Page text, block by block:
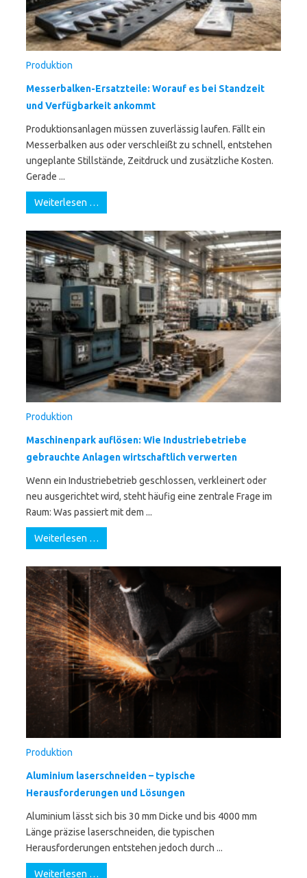
Produktion
Messerbalken-Ersatzteile: Worauf es bei Standzeit
und Verfügbarkeit ankommt
Produktionsanlagen müssen zuverlässig laufen. Fällt ein
Messerbalken aus oder verschleißt zu schnell, entstehen
ungeplante Stillstände, Zeitdruck und zusätzliche Kosten.
Gerade ...
Weiterlesen …
Produktion
Maschinenpark auflösen: Wie Industriebetriebe
gebrauchte Anlagen wirtschaftlich verwerten
Wenn ein Industriebetrieb geschlossen, verkleinert oder
neu ausgerichtet wird, steht häufig eine zentrale Frage im
Raum: Was passiert mit dem ...
Weiterlesen …
Produktion
Aluminium laserschneiden – typische
Herausforderungen und Lösungen
Aluminium lässt sich bis 30 mm Dicke und bis 4000 mm
Länge präzise laserschneiden, die typischen
Herausforderungen entstehen jedoch durch ...
Weiterlesen …